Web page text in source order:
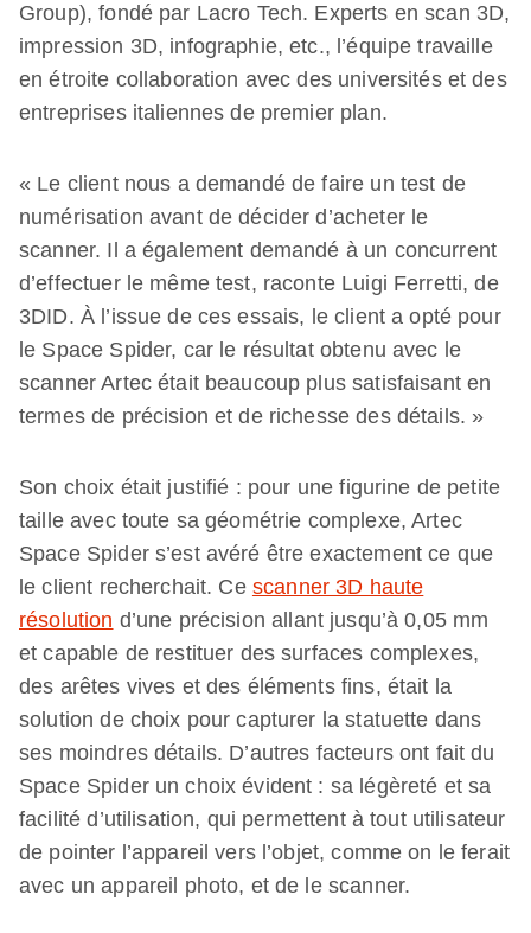
Group), fondé par Lacro Tech. Experts en scan 3D,
impression 3D, infographie, etc., l’équipe travaille
en étroite collaboration avec des universités et des
entreprises italiennes de premier plan.
« Le client nous a demandé de faire un test de
numérisation avant de décider d’acheter le
scanner. Il a également demandé à un concurrent
d’effectuer le même test, raconte Luigi Ferretti, de
3DID. À l’issue de ces essais, le client a opté pour
le Space Spider, car le résultat obtenu avec le
scanner Artec était beaucoup plus satisfaisant en
termes de précision et de richesse des détails. »
Son choix était justifié : pour une figurine de petite
taille avec toute sa géométrie complexe, Artec
Space Spider s’est avéré être exactement ce que
le client recherchait. Ce scanner 3D haute
résolution d’une précision allant jusqu’à 0,05 mm
et capable de restituer des surfaces complexes,
des arêtes vives et des éléments fins, était la
solution de choix pour capturer la statuette dans
ses moindres détails. D’autres facteurs ont fait du
Space Spider un choix évident : sa légèreté et sa
facilité d’utilisation, qui permettent à tout utilisateur
de pointer l’appareil vers l’objet, comme on le ferait
avec un appareil photo, et de le scanner.